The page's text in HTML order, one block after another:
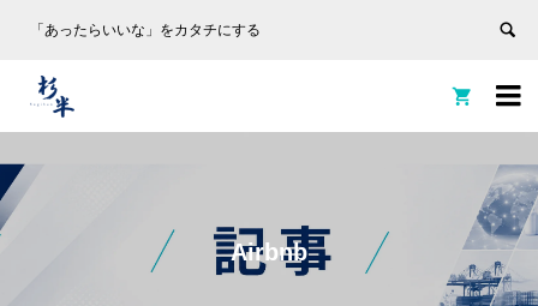
「あったらいいな」をカタチにする


Airbnb